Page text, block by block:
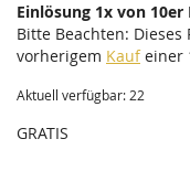
Einlösung 1x von
Bitte Beachten:
vorherigem Kaufeiner
Aktuell verfügbar: 22
GRATIS